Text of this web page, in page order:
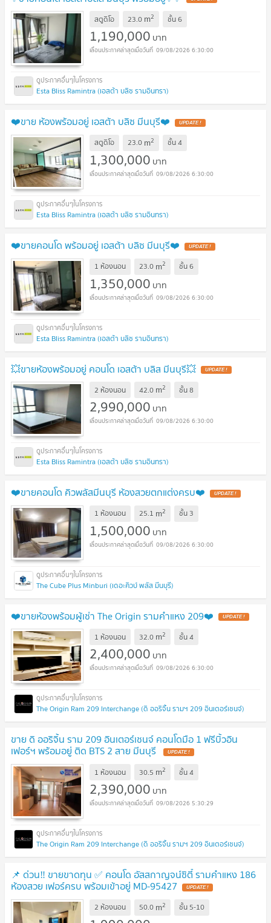
สตูดิโอ 23.0 m2 ชั้น6
1,190,000 บาท
09/08/2026 6:30:00
Esta Bliss Ramintra (เอสต้า บลิซ รามอินทรา)
❤️ขาย ห้องพร้อมอยู่ เอสต้า บลิซ มีนบุรี❤️ UPDATE !
สตูดิโอ 23.0 m2 ชั้น4
1,300,000 บาท
09/08/2026 6:30:00
Esta Bliss Ramintra (เอสต้า บลิซ รามอินทรา)
❤️ขายคอนโด พร้อมอยู่ เอสต้า บลิซ มีนบุรี❤️ UPDATE !
1 ห้องนอน 23.0 m2 ชั้น6
1,350,000 บาท
09/08/2026 6:30:00
Esta Bliss Ramintra (เอสต้า บลิซ รามอินทรา)
💥ขายห้องพร้อมอยู่ คอนโด เอสต้า บลิส มีนบุรี💥 UPDATE !
2 ห้องนอน 42.0 m2 ชั้น8
2,990,000 บาท
09/08/2026 6:30:00
Esta Bliss Ramintra (เอสต้า บลิซ รามอินทรา)
❤️ขายคอนโด คิวพลัสมีนบุรี ห้องสวยตกแต่งครบ❤️ UPDATE !
1 ห้องนอน 25.1 m2 ชั้น 3
1,500,000 บาท
09/08/2026 6:30:00
The Cube Plus Minburi (เดอะคิวบ์ พลัส มีนบุรี)
❤️ขายห้องพร้อมผู้เช่า The Origin รามคำแหง 209❤️ UPDATE !
1 ห้องนอน 32.0 m2 ชั้น4
2,400,000 บาท
09/08/2026 6:30:00
The Origin Ram 209 Interchange (ดิ ออริจิ้น รามฯ 209 อินเตอร์เชนจ์)
ขาย ดิ ออริจิ้น ราม 209 อินเตอร์เชนจ์ คอนโดมือ 1 ฟรีบิ้วอิน
เฟอร์ฯ พร้อมอยู่ ติด BTS 2 สาย มีนบุรี UPDATE !
1 ห้องนอน 30.5 m2 ชั้น4
2,390,000 บาท
09/08/2026 5:30:29
The Origin Ram 209 Interchange (ดิ ออริจิ้น รามฯ 209 อินเตอร์เชนจ์)
📌 ด่วน‼️ ขายขาดทุน ✅ คอนโด อัสสกาญจน์ซิตี้ รามคำแหง 186
ห้องสวย เฟอร์ครบ พร้อมเข้าอยู่ MD-95427 UPDATE !
2 ห้องนอน 50.0 m2 ชั้น 5-10